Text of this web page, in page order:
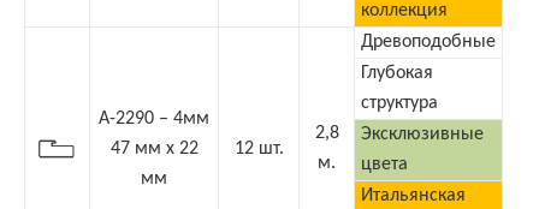
коллекция
А-2290 – 4мм
47 мм х 22
мм
12 шт.
2,8
м.
Древоподобные
Глубокая
структура
Эксклюзивные
цвета
Итальянская